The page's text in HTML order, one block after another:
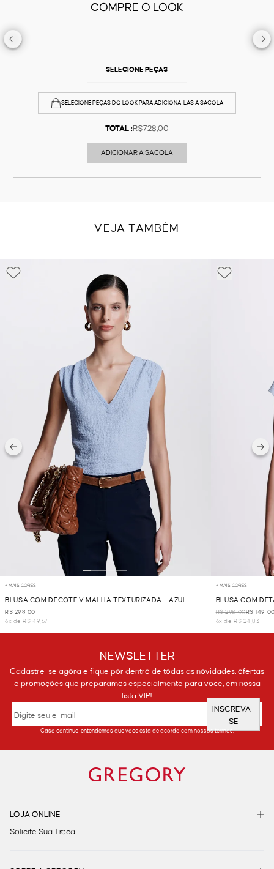
COMPRE O LOOK
SELECIONE PEÇAS
SELECIONE PEÇAS DO LOOK PARA ADICIONÁ-LAS À SACOLA
TOTAL :R$728,00
ADICIONAR À SACOLA
VEJA TAMBÉM
+ MAIS CORES
BLUSA COM DECOTE V MALHA TEXTURIZADA - AZUL
CLARO
R$ 298,00
6x de R$ 49,67
+ MAIS CORES
BLUSA COM
R$ 298,00R$
6x de R$ 24,83
NEWSLETTER
Cadastre-se agora e fique por dentro de todas as novidades, ofertas
e promoções que preparamos especialmente para você, em nossa
lista VIP!
INSCREVA-
SE
Caso continue, entendemos que você está de acordo com nossos termos.
LOJA ONLINE
Solicite Sua Troca